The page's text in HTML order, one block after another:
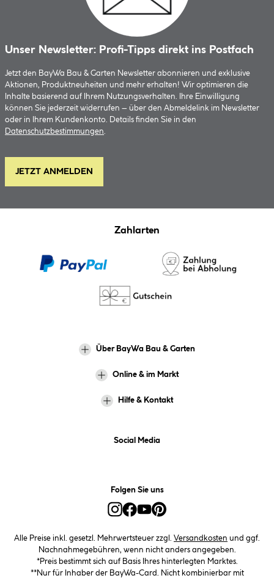
Unser Newsletter: Profi-Tipps direkt ins Postfach
Jetzt den BayWa Bau & Garten Newsletter abonnieren und exklusive
Aktionen, Produktneuheiten und mehr erhalten! Wir optimieren die
Inhalte basierend auf Ihrem Nutzungsverhalten. Ihre Einwilligung
können Sie jederzeit widerrufen – über den Abmeldelink im Newsletter
oder in Ihrem Kundenkonto. Details finden Sie in den
Datenschutzbestimmungen.
JETZT ANMELDEN
Zahlarten
Über BayWa Bau & Garten
Online & im Markt
Hilfe & Kontakt
Social Media
Folgen Sie uns
Alle Preise inkl. gesetzl. Mehrwertsteuer zzgl. Versandkosten und ggf.
Nachnahmegebühren, wenn nicht anders angegeben.
*Preis bestimmt sich auf Basis Ihres hinterlegten Marktes.
**Nur für Inhaber der BayWa-Card. Nicht kombinierbar mit